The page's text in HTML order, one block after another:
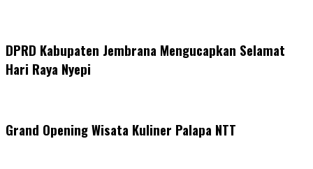
DPRD Kabupaten Jembrana Mengucapkan Selamat
Hari Raya Nyepi
Grand Opening Wisata Kuliner Palapa NTT